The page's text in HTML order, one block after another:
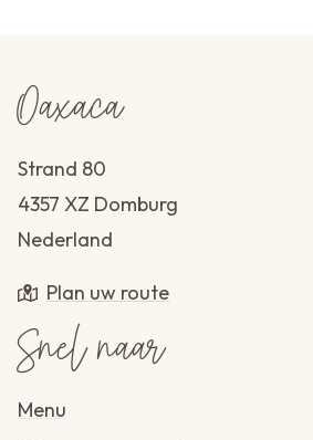
Oaxaca
Strand 80
4357 XZ Domburg
Nederland
Plan uw route
Snel naar
Menu